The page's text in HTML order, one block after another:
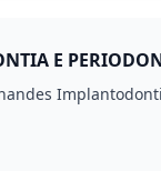
E
Dr. Augusto Fernandes